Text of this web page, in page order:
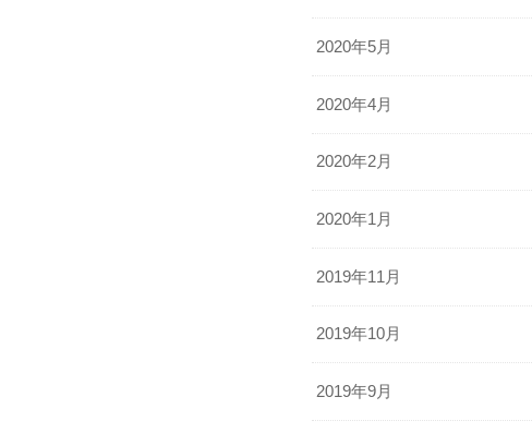
2020年5月
2020年4月
2020年2月
2020年1月
2019年11月
2019年10月
2019年9月